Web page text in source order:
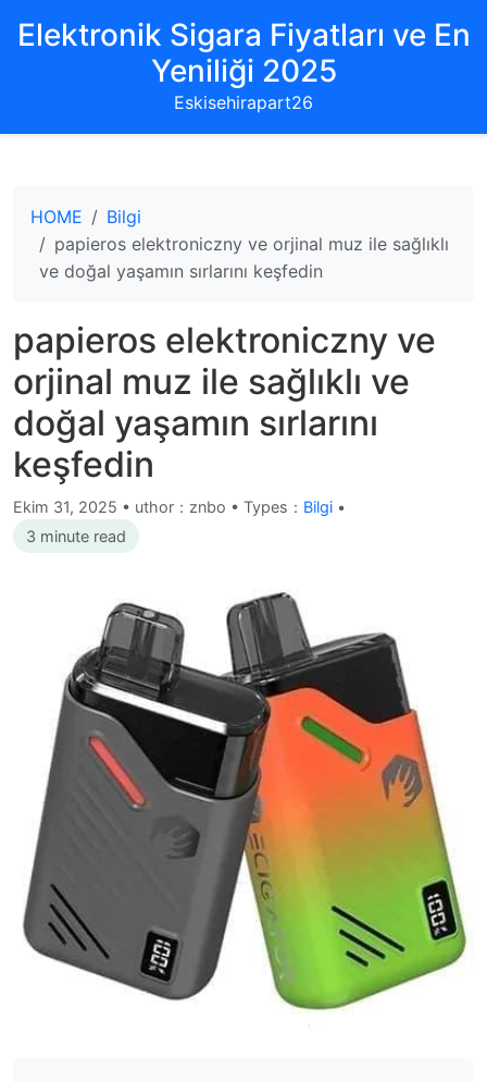
Elektronik Sigara Fiyatları ve En
Yeniliği 2025
Eskisehirapart26
HOME
Bilgi
papieros elektroniczny ve orjinal muz ile sağlıklı
ve doğal yaşamın sırlarını keşfedin
papieros elektroniczny ve
orjinal muz ile sağlıklı ve
doğal yaşamın sırlarını
keşfedin
Ekim 31, 2025 • uthor：znbo • Types： Bilgi •
3 minute read